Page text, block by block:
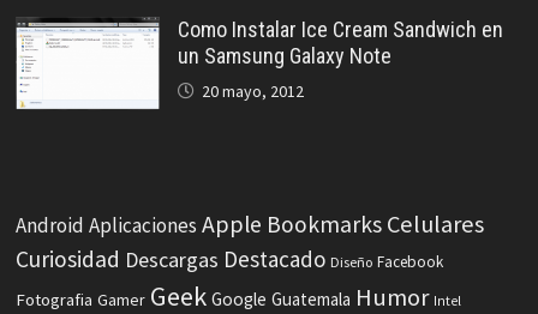
Como Instalar Ice Cream Sandwich en
un Samsung Galaxy Note
20 mayo, 2012
Android Aplicaciones Apple Bookmarks Celulares
Curiosidad Descargas Destacado Diseño Facebook
Fotografia Gamer Geek Google Guatemala Humor Intel